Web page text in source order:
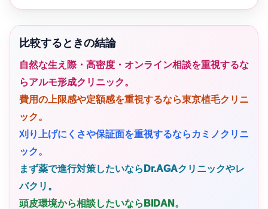
比較するときの結論
自然な生え際・高密度・オンライン相談を重視するな
らアルモ形成クリニック。
費用の上限感や定額感を重視するなら東京植毛クリニ
ック。
刈り上げにくさや保証面を重視するならカミノクリニ
ック。
まず薬で進行対策したいならDr.AGAクリニックやレ
バクリ。
頭皮環境から相談したいならBIDAN。